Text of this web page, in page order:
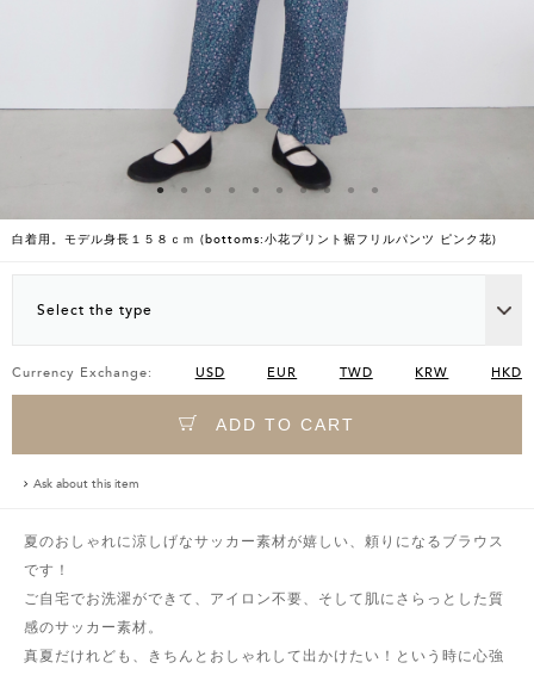
白着用。モデル身長１５８ｃｍ (bottoms:小花プリント裾フリルパンツ ピンク花)
Select the type
Currency Exchange: USD EUR TWD KRW HKD
ADD TO CART
Ask about this item
夏のおしゃれに涼しげなサッカー素材が嬉しい、頼りになるブラウス
です！
ご自宅でお洗濯ができて、アイロン不要、そして肌にさらっとした質
感のサッカー素材。
真夏だけれども、きちんとおしゃれして出かけたい！という時に心強